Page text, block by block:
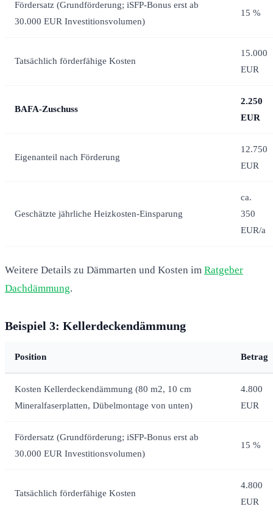
Fördersatz (Grundförderung; iSFP-Bonus erst ab
30.000 EUR Investitionsvolumen)
15 %
Tatsächlich förderfähige Kosten
15.000
EUR
BAFA-Zuschuss
2.250
EUR
Eigenanteil nach Förderung
12.750
EUR
Geschätzte jährliche Heizkosten-Einsparung
ca.
350
EUR/a
Weitere Details zu Dämmarten und Kosten im Ratgeber
Dachdämmung.
Beispiel 3: Kellerdeckendämmung
Position Betrag
Kosten Kellerdeckendämmung (80 m2, 10 cm
Mineralfaserplatten, Dübelmontage von unten)
4.800
EUR
Fördersatz (Grundförderung; iSFP-Bonus erst ab
30.000 EUR Investitionsvolumen)
15 %
Tatsächlich förderfähige Kosten
4.800
EUR